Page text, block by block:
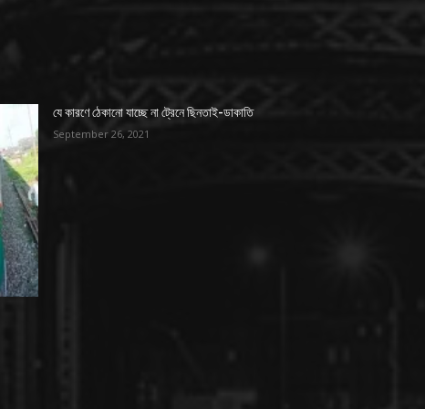
যে কারণে ঠেকানো যাচ্ছে না ট্রেনে ছিনতাই-ডাকাতি
September 26, 2021